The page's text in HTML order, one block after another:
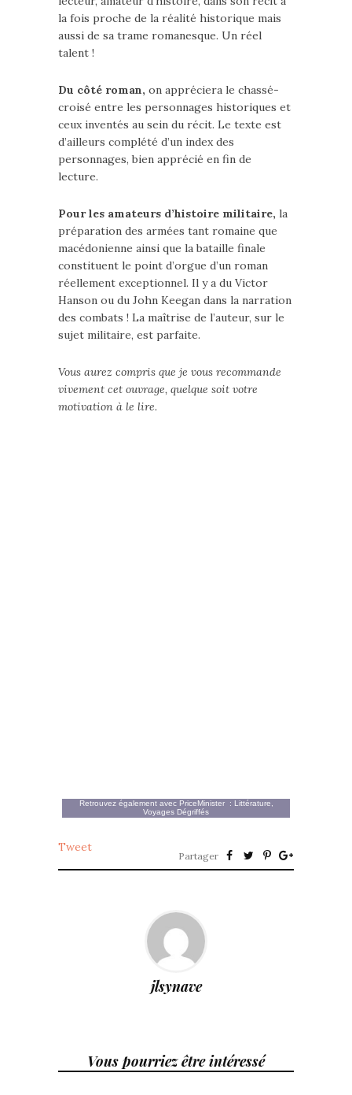
la fois proche de la réalité historique mais
aussi de sa trame romanesque. Un réel
talent !
Du côté roman, on appréciera le chassé-
croisé entre les personnages historiques et
ceux inventés au sein du récit. Le texte est
d’ailleurs complété d’un index des
personnages, bien apprécié en fin de
lecture.
Pour les amateurs d’histoire militaire, la
préparation des armées tant romaine que
macédonienne ainsi que la bataille finale
constituent le point d’orgue d’un roman
réellement exceptionnel. Il y a du Victor
Hanson ou du John Keegan dans la narration
des combats ! La maîtrise de l’auteur, sur le
sujet militaire, est parfaite.
Vous aurez compris que je vous recommande
vivement cet ouvrage, quelque soit votre
motivation à le lire.
Retrouvez également avec PriceMinister: Littérature
Voyages Dégriffés
Tweet
Partager
jlsynave
Vous pourriez être intéressé